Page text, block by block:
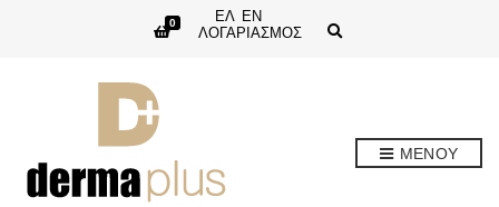
ΕΛ EN
0
ΛΟΓΑΡΙΑΣΜΟΣ
E
ΜΕΝΟΥ